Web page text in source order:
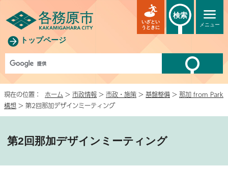
トップページ
メニュー
いざとい
うときに
検索
現在の位置： ホーム > 市政情報 > 市政・施策 > 基盤整備 > 那加 from Park
構想 > 第2回那加デザインミーティング
第2回那加デザインミーティング